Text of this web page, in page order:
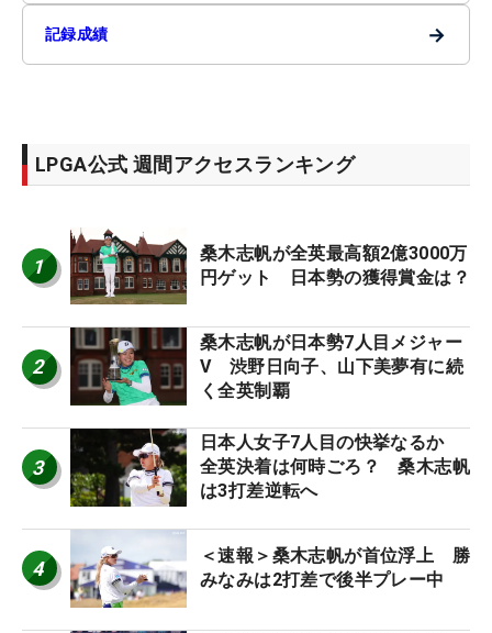
記録成績 →
LPGA公式 週間アクセスランキング
1
桑木志帆が全英最高額2億3000万
円ゲット 日本勢の獲得賞金は？
2
桑木志帆が日本勢7人目メジャー
V 渋野日向子、山下美夢有に続
く全英制覇
3
日本人女子7人目の快挙なるか
全英決着は何時ごろ？ 桑木志帆
は3打差逆転へ
4
＜速報＞桑木志帆が首位浮上 勝
みなみは2打差で後半プレー中